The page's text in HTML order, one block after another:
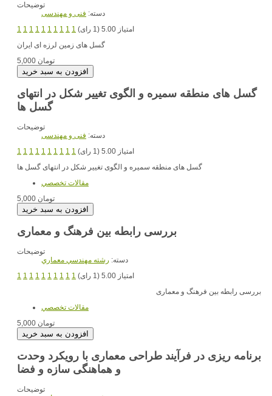
توضیحات
دسته: فنی و مهندسی
1 1 1 1 1 1 1 1 1 1
امتیاز 5.00 (1 رای)
گسل های زمین لرزه ای ایران
5,000 تومان
گسل های منطقه سمیره و الگوی تغییر شکل در انتهای
گسل ها
توضیحات
دسته: فنی و مهندسی
1 1 1 1 1 1 1 1 1 1
امتیاز 5.00 (1 رای)
گسل های منطقه سمیره و الگوی تغییر شکل در انتهای گسل ها
مقالات تخصصي
5,000 تومان
بررسی رابطه بین فرهنگ و معماری
توضیحات
دسته: رشته مهندسي معماري
1 1 1 1 1 1 1 1 1 1
امتیاز 5.00 (1 رای)
بررسی رابطه بین فرهنگ و معماری
مقالات تخصصي
5,000 تومان
برنامه ریزی در فرآیند طراحی معماری با رویکرد وحدت
و هماهنگی سازه و فضا
توضیحات